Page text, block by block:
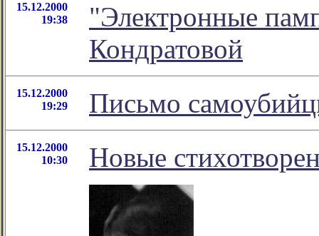
15.12.2000
19:38
"Электронные
Кондратовой
15.12.2000
19:29
Письмо
15.12.2000
10:30
Новые